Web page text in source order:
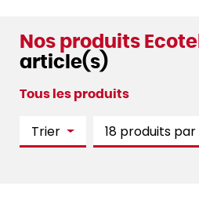
Nos produits
article(s)
Tous les produits
Trier 18 produits